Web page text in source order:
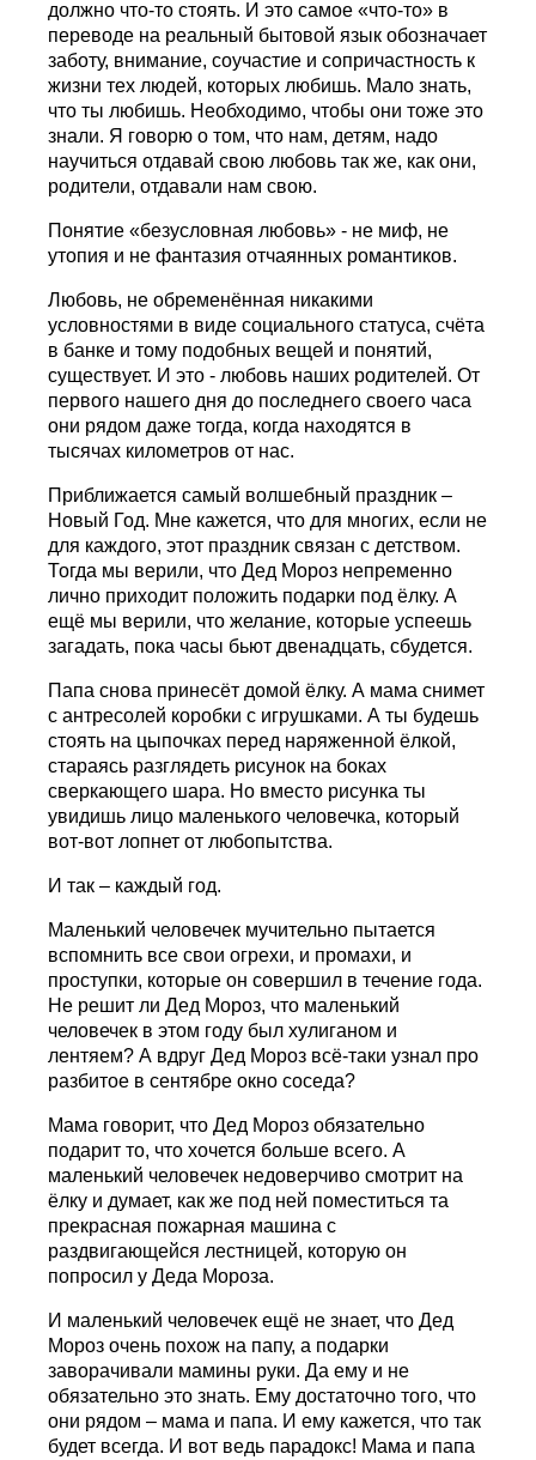
должно что-то стоять. И это самое «что-то» в
переводе на реальный бытовой язык обозначает
заботу, внимание, соучастие и сопричастность к
жизни тех людей, которых любишь. Мало знать,
что ты любишь. Необходимо, чтобы они тоже это
знали. Я говорю о том, что нам, детям, надо
научиться отдавай свою любовь так же, как они,
родители, отдавали нам свою.
Понятие «безусловная любовь» - не миф, не
утопия и не фантазия отчаянных романтиков.
Любовь, не обременённая никакими
условностями в виде социального статуса, счёта
в банке и тому подобных вещей и понятий,
существует. И это - любовь наших родителей. От
первого нашего дня до последнего своего часа
они рядом даже тогда, когда находятся в
тысячах километров от нас.
Приближается самый волшебный праздник –
Новый Год. Мне кажется, что для многих, если не
для каждого, этот праздник связан с детством.
Тогда мы верили, что Дед Мороз непременно
лично приходит положить подарки под ёлку. А
ещё мы верили, что желание, которые успеешь
загадать, пока часы бьют двенадцать, сбудется.
Папа снова принесёт домой ёлку. А мама снимет
с антресолей коробки с игрушками. А ты будешь
стоять на цыпочках перед наряженной ёлкой,
стараясь разглядеть рисунок на боках
сверкающего шара. Но вместо рисунка ты
увидишь лицо маленького человечка, который
вот-вот лопнет от любопытства.
И так – каждый год.
Маленький человечек мучительно пытается
вспомнить все свои огрехи, и промахи, и
проступки, которые он совершил в течение года.
Не решит ли Дед Мороз, что маленький
человечек в этом году был хулиганом и
лентяем? А вдруг Дед Мороз всё-таки узнал про
разбитое в сентябре окно соседа?
Мама говорит, что Дед Мороз обязательно
подарит то, что хочется больше всего. А
маленький человечек недоверчиво смотрит на
ёлку и думает, как же под ней поместиться та
прекрасная пожарная машина с
раздвигающейся лестницей, которую он
попросил у Деда Мороза.
И маленький человечек ещё не знает, что Дед
Мороз очень похож на папу, а подарки
заворачивали мамины руки. Да ему и не
обязательно это знать. Ему достаточно того, что
они рядом – мама и папа. И ему кажется, что так
будет всегда. И вот ведь парадокс! Мама и папа